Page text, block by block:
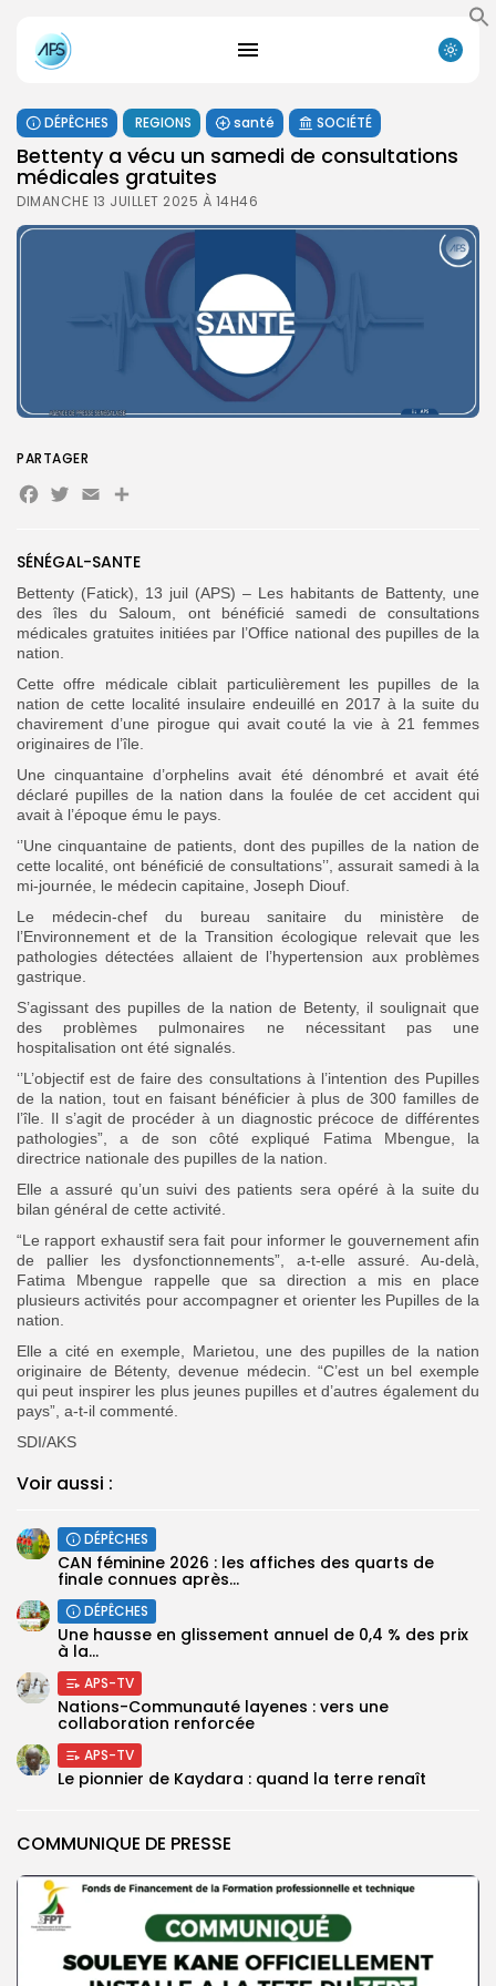
Search
FR
DÉPÊCHES REGIONS santé SOCIÉTÉ
Bettenty a vécu un samedi de consultations
médicales gratuites
DIMANCHE 13 JUILLET 2025 À 14H46
COMMUNIQUE DE PRESSE
SÉNÉGAL-SANTE
Bettenty (Fatick), 13 juil (APS) – Les habitants de Battenty, une
des îles du Saloum, ont bénéficié samedi de consultations
médicales gratuites initiées par l’Office national des pupilles de la
nation.
Cette offre médicale ciblait particulièrement les pupilles de la
nation de cette localité insulaire endeuillé en 2017 à la suite du
chavirement d’une pirogue qui avait couté la vie à 21 femmes
originaires de l’île.
Une cinquantaine d’orphelins avait été dénombré et avait été
déclaré pupilles de la nation dans la foulée de cet accident qui
avait à l’époque ému le pays.
‘’Une cinquantaine de patients, dont des pupilles de la nation de
cette localité, ont bénéficié de consultations’’, assurait samedi à la
mi-journée, le médecin capitaine, Joseph Diouf.
Le médecin-chef du bureau sanitaire du ministère de
l’Environnement et de la Transition écologique relevait que les
pathologies détectées allaient de l’hypertension aux problèmes
gastrique.
S’agissant des pupilles de la nation de Betenty, il soulignait que
des problèmes pulmonaires ne nécessitant pas une
hospitalisation ont été signalés.
‘’L’objectif est de faire des consultations à l’intention des Pupilles
de la nation, tout en faisant bénéficier à plus de 300 familles de
l’île. Il s’agit de procéder à un diagnostic précoce de différentes
pathologies”, a de son côté expliqué Fatima Mbengue, la
directrice nationale des pupilles de la nation.
Elle a assuré qu’un suivi des patients sera opéré à la suite du
bilan général de cette activité.
“Le rapport exhaustif sera fait pour informer le gouvernement afin
de pallier les dysfonctionnements”, a-t-elle assuré. Au-delà,
Fatima Mbengue rappelle que sa direction a mis en place
plusieurs activités pour accompagner et orienter les Pupilles de la
nation.
Elle a cité en exemple, Marietou, une des pupilles de la nation
originaire de Bétenty, devenue médecin. “C’est un bel exemple
qui peut inspirer les plus jeunes pupilles et d’autres également du
pays”, a-t-il commenté.
SDI/AKS
Voir aussi :
DÉPÊCHES
CAN féminine 2026 : les affiches des quarts de
finale connues après...
DÉPÊCHES
Une hausse en glissement annuel de 0,4 % des prix
à la...
APS-TV
Nations-Communauté layenes : vers une
collaboration renforcée
APS-TV
Le pionnier de Kaydara : quand la terre renaît
PARTAGER
Facebook
Twitter
Email